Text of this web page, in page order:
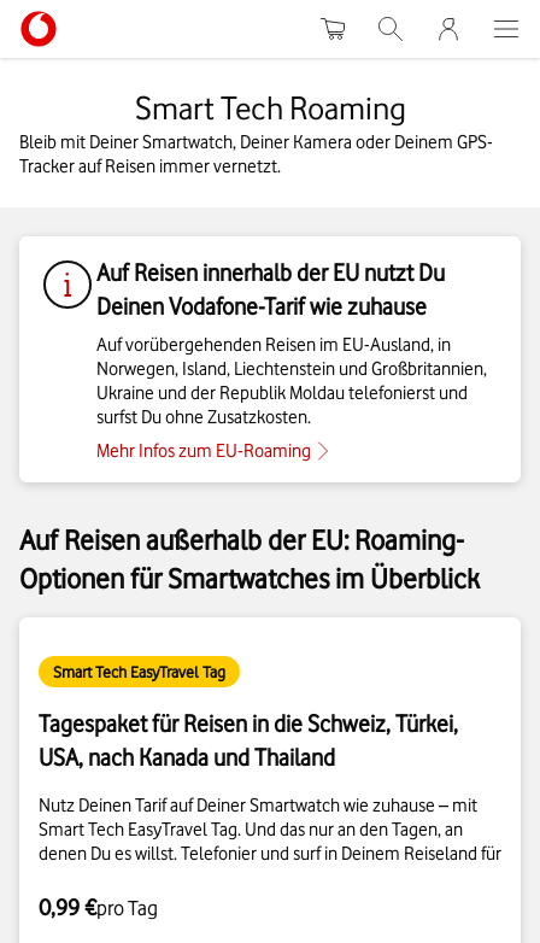
WarenkorbSuche
Smart Tech Roaming
Bleib mit Deiner Smartwatch, Deiner Kamera oder Deinem GPS-
Tracker auf Reisen immer vernetzt.
Auf Reisen innerhalb der EU nutzt Du
Deinen Vodafone-Tarif wie zuhause
Auf vorübergehenden Reisen im EU-Ausland, in
Norwegen, Island, Liechtenstein und Großbritannien,
Ukraine und der Republik Moldau telefonierst und
surfst Du ohne Zusatzkosten.
Mehr Infos zum EU-Roaming
Auf Reisen außerhalb der EU: Roaming-
Optionen für Smartwatches im Überblick
Smart Tech EasyTravel Tag
Tagespaket für Reisen in die Schweiz, Türkei,
USA, nach Kanada und Thailand
Nutz Deinen Tarif auf Deiner Smartwatch wie zuhause – mit
Smart Tech EasyTravel Tag. Und das nur an den Tagen, an
denen Du es willst. Telefonier und surf in Deinem Reiseland für
0,99 €pro Tag